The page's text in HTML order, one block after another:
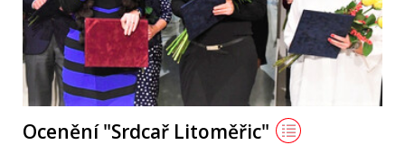
Ocenění "Srdcař Litoměřic"